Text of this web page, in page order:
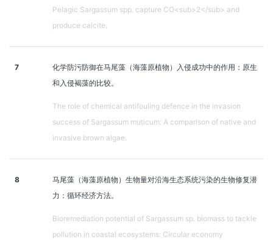
Pelagic Sargassum spp. capture CO<sub>2</sub> and
produce calcite.
7
化学防污防御在马尾藻（海藻原植物）入侵成功中的作用：原生
和入侵褐藻的比较。
The role of chemical antifouling defence in the invasion
success of Sargassum muticum: A comparison of native and
invasive brown algae.
8
马尾藻（海藻原植物）生物量对沿海生态系统污染的生物修复潜
力：循环经济方法。
Bioremediation potential of Sargassum sp. biomass to tackle
pollution in coastal ecosystems: Circular economy